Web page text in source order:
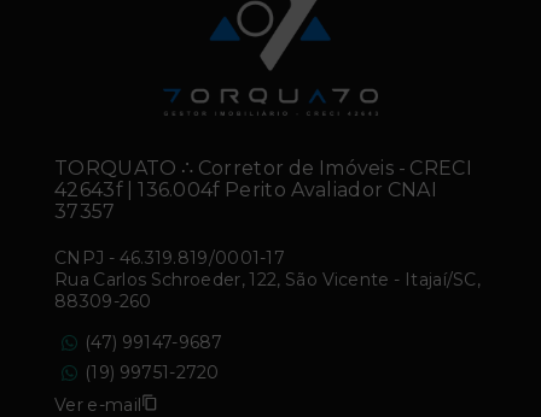
TORQUATO ∴ Corretor de Imóveis - CRECI
42643f | 136.004f Perito Avaliador CNAI
37357
CNPJ - 46.319.819/0001-17
Rua Carlos Schroeder, 122, São Vicente - Itajaí/SC,
88309-260
(47) 99147-9687
(19) 99751-2720
Ver e-mail